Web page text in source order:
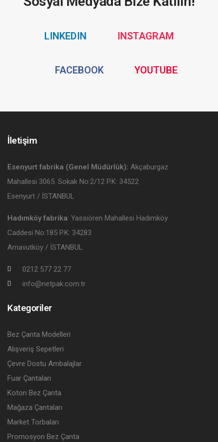
LINKEDINSocial INSTAGRAMSocial
FACEBOOKSocial YOUTUBESocial
Kategoriler
Bez Çanta Modelleri
Alışveriş Sepetleri
Çevre Dostu Ambalajlar
Fuar Çantaları
Koton Bez Çanta
Mağaza Çantaları
Market Torbaları
Promosyon Bez Çanta
İletişim
Esenyurt fabrika (Genel Müdürlük): Akçaburgaz
Mahallesi 3065. Sokak No:2/12 P.K: 34522
Esenyurt / İSTANBUL
Hadımköy fabrika: Yassıören Mahallesi Hadımköy
Caddesi No:185 P.K: 34283
Arnavutköy / İSTANBUL
0212 577 22 77
info@netpak.com.tr